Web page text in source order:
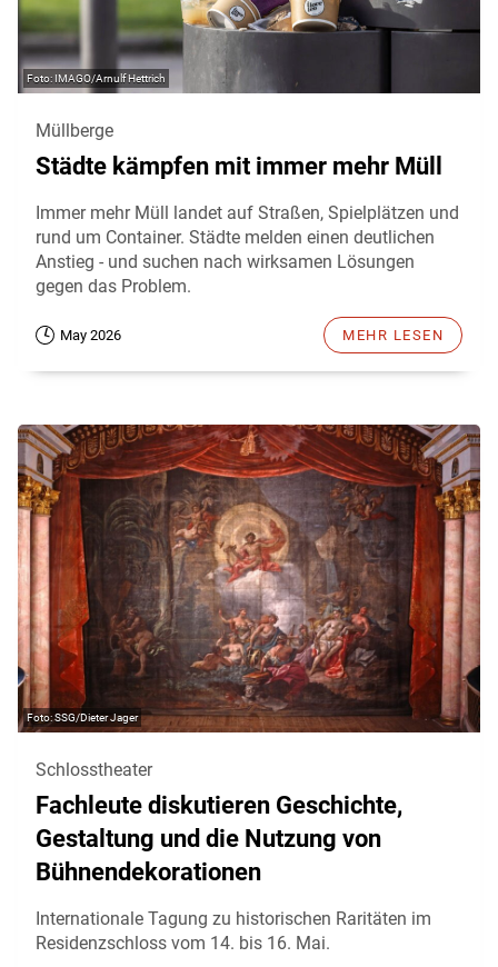
IMAGO/Arnulf Hettrich
Müllberge
Städte kämpfen mit immer mehr Müll
Immer mehr Müll landet auf Straßen, Spielplätzen und
rund um Container. Städte melden einen deutlichen
Anstieg - und suchen nach wirksamen Lösungen
gegen das Problem.
May 2026 MEHR LESEN
SSG/Dieter Jager
Schlosstheater
Fachleute diskutieren Geschichte,
Gestaltung und die Nutzung von
Bühnendekorationen
Internationale Tagung zu historischen Raritäten im
Residenzschloss vom 14. bis 16. Mai.